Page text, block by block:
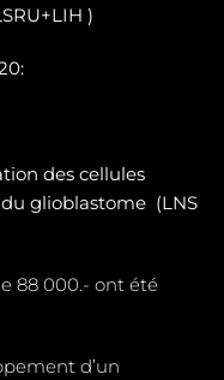
)
des cellules
glioblastome (LNS
88 000.- ont été
d’un